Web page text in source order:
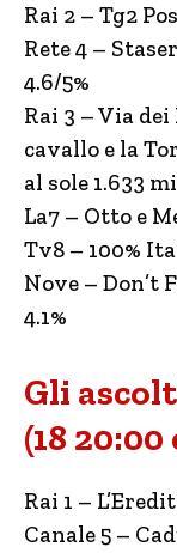
Rai 2 – Tg2
Rete 4 –
4.6/5%
Rai 3 – Via
cavallo e la
al sole 1.633
La7 – Otto e
Tv8 – 100%
Nove – Don’t
4.1%
Gli
(18 20:00
Rai 1 –
Canale 5 –